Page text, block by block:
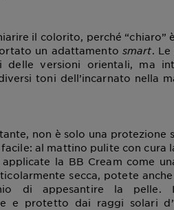
il colorito, perché “chiaro”
un adattamentosmart. Le
versioni orientali, ma
toni dell’incarnato nella
non è solo una protezione
al mattino pulite con cura
la BB Cream come
secca, potete
di appesantire la
e protetto dai raggi solari